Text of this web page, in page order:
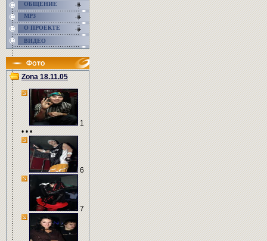
ОБЩЕНИЕ
MP3
О ПРОЕКТЕ
ВИДЕО
Zona 18.11.05
1
• • •
6
7